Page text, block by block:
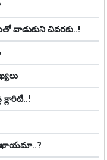
వాడుకుని చివ‌ర‌కు..!
ఖాయ‌మా..?